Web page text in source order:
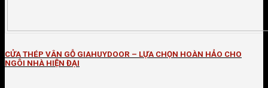
CỬA THÉP VÂN GỖ GIAHUYDOOR – LỰA CHỌN HOÀN HẢO CHO
NGÔI NHÀ HIỆN ĐẠI